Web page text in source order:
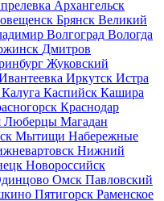
Архангельск
Брянск Великий
Волгоград Вологда
Дмитров
Жуковский
Иркутск Истра
Калуга Каспийск Кашира
Краснодар
Люберцы Магадан
Мытищи Набережные
Нижний
Новороссийск
Омск Павловский
Пятигорск Раменское